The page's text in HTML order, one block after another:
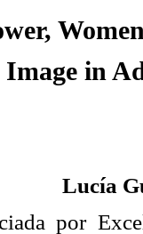
Image in
Lucía
por